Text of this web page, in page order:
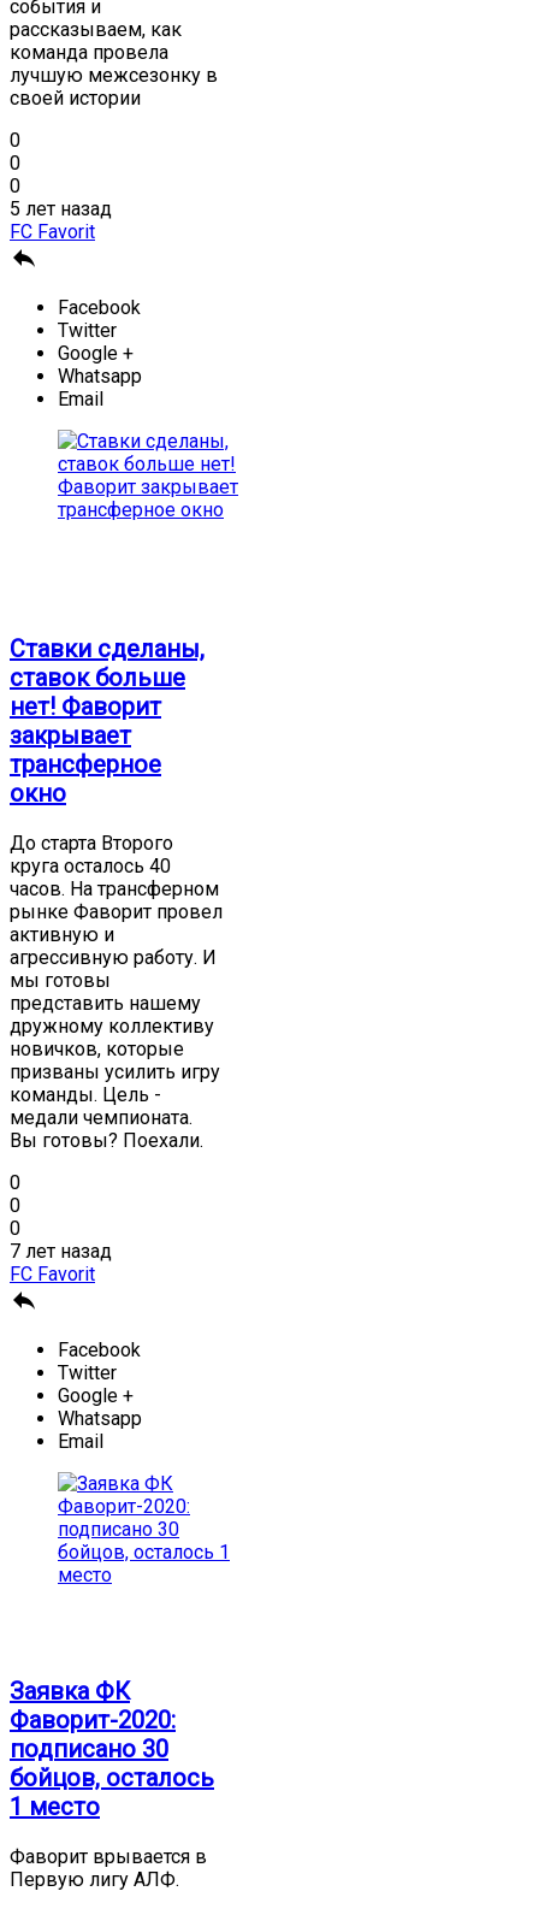
события и
рассказываем, как
команда провела
лучшую межсезонку в
своей истории
0
0
0
5 лет назад
FC Favorit

Facebook
Twitter
Google +
Whatsapp
Email
Ставки сделаны,
ставок больше
нет! Фаворит
закрывает
трансферное
окно
До старта Второго
круга осталось 40
часов. На трансферном
рынке Фаворит провел
активную и
агрессивную работу. И
мы готовы
представить нашему
дружному коллективу
новичков, которые
призваны усилить игру
команды. Цель -
медали чемпионата.
Вы готовы? Поехали.
0
0
0
7 лет назад
FC Favorit

Facebook
Twitter
Google +
Whatsapp
Email
Заявка ФК
Фаворит-2020:
подписано 30
бойцов, осталось
1 место
Фаворит врывается в
Первую лигу АЛФ.